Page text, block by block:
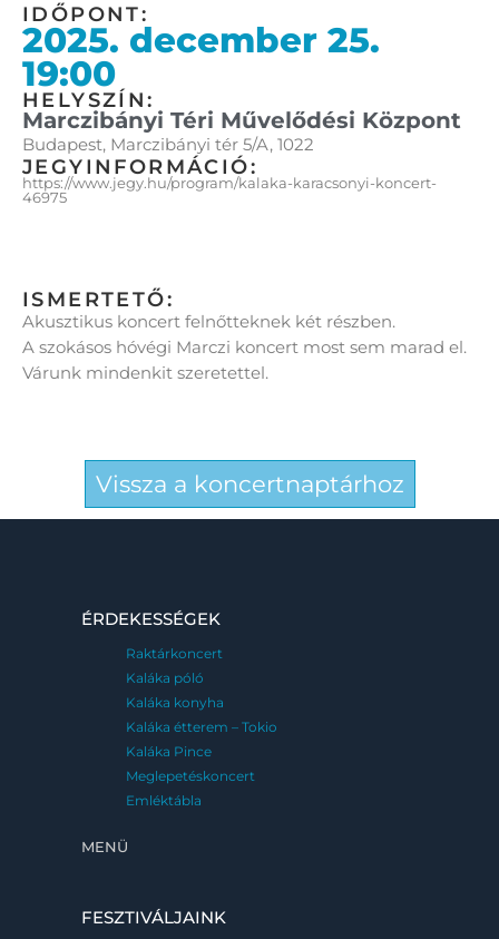
IDŐPONT:
2025. december 25.
19:00
HELYSZÍN:
Marczibányi Téri Művelődési Központ
Budapest, Marczibányi tér 5/A, 1022
JEGYINFORMÁCIÓ:
https://www.jegy.hu/program/kalaka-karacsonyi-koncert-
46975
ISMERTETŐ:
Akusztikus koncert felnőtteknek két részben.
A szokásos hóvégi Marczi koncert most sem marad el.
Várunk mindenkit szeretettel.
Vissza a koncertnaptárhoz
ÉRDEKESSÉGEK
Raktárkoncert
Kaláka póló
Kaláka konyha
Kaláka étterem – Tokio
Kaláka Pince
Meglepetéskoncert
Emléktábla
MENÜ
FESZTIVÁLJAINK